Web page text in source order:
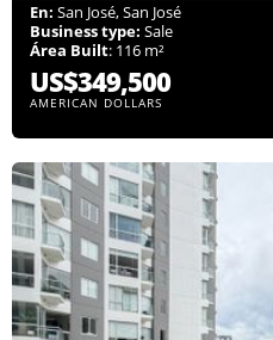
En: San José, San José
Business type: Sale
Área Built: 116 m²
US$349,500
AMERICAN DOLLARS